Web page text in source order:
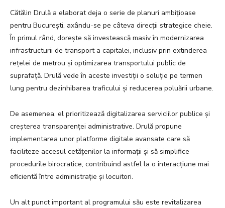
Cătălin Drulă a elaborat deja o serie de planuri ambițioase
pentru București, axându-se pe câteva direcții strategice cheie.
În primul rând, dorește să investească masiv în modernizarea
infrastructurii de transport a capitalei, inclusiv prin extinderea
rețelei de metrou și optimizarea transportului public de
suprafață. Drulă vede în aceste investiții o soluție pe termen
lung pentru dezinhibarea traficului și reducerea poluării urbane.
De asemenea, el prioritizează digitalizarea serviciilor publice și
creșterea transparenței administrative. Drulă propune
implementarea unor platforme digitale avansate care să
faciliteze accesul cetățenilor la informații și să simplifice
procedurile birocratice, contribuind astfel la o interacțiune mai
eficientă între administrație și locuitori.
Un alt punct important al programului său este revitalizarea